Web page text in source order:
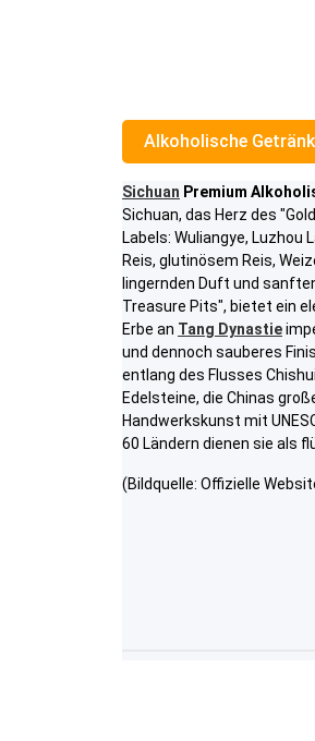
Alkoholische
Sichuan Premium
Sichuan, das Herz des
Labels: Wuliangye, Luzhou
Reis, glutinösem Reis,
lingernden Duft und
Treasure Pits", bietet ein
Erbe an Tang Dynastie
und dennoch sauberes
entlang des Flusses
Edelsteine, die Chinas
Handwerkskunst mit
60 Ländern dienen sie als
(Bildquelle: Offizielle